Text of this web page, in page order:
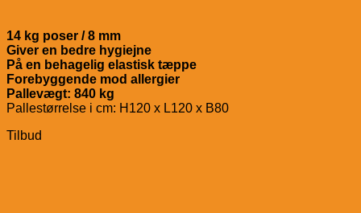
14 kg poser /8 mm
Giver en bedre hygiejne
På en behagelig elastisk tæppe
Forebyggende mod allergier
Pallevægt: 840 kg
Pallestørrelse i cm: H120 x L120 x B80
Tilbud